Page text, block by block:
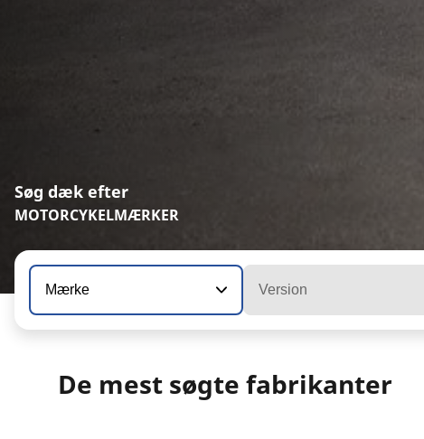
Søg dæk efter
MOTORCYKELMÆRKER
Mærke Version
De mest søgte fabrikanter